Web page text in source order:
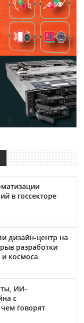
в госсекторе
дизайн-центр на
разработки
космоса
ИИ-
с
говорят